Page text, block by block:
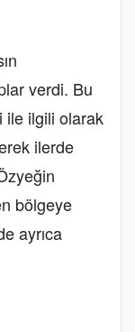
verdi. Bu
ile ilgili olarak
ilerde
bölgeye
ayrıca